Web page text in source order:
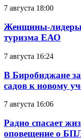
7 августа 18:00
Женщины-лидеры
туризма ЕАО
7 августа 16:24
В Биробиджане
садов к новому
7 августа 16:06
Радио спасает
оповещение о